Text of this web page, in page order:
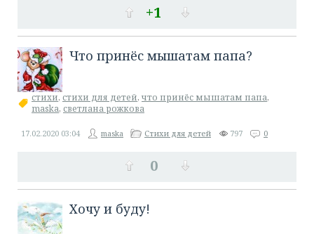
+1
Что принёс мышатам папа?
стихи, стихи для детей, что принёс мышатам папа,
maska, светлана рожкова
0
17.02.2020 03:04 maska Стихи для детей 797 0
Хочу и буду!